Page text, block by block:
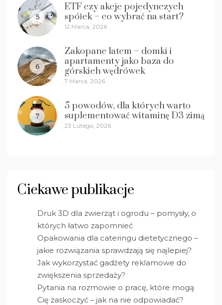
5
ETF czy akcje pojedynczych
spółek – co wybrać na start?
12 Marca, 2026
6
Zakopane latem – domki i
apartamenty jako baza do
górskich wędrówek
7 Marca, 2026
7
5 powodów, dla których warto
suplementować witaminę D3 zimą
23 Lutego, 2026
Ciekawe publikacje
Druk 3D dla zwierząt i ogrodu – pomysły, o
których łatwo zapomnieć
Opakowania dla cateringu dietetycznego –
jakie rozwiązania sprawdzają się najlepiej?
Jak wykorzystać gadżety reklamowe do
zwiększenia sprzedaży?
Pytania na rozmowie o pracę, które mogą
Cię zaskoczyć – jak na nie odpowiadać?